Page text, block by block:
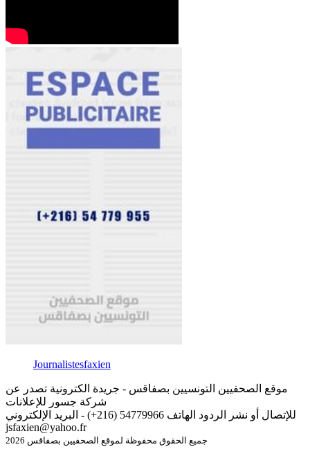
Journalistesfaxien
موقع الصحفيين التونسيين بصفاقس - جريدة الكترونية تصدر عن
شركة جسور للإعلانات
للإتصال أو نشر الردود الهاتف 54779966 (216+) - البريد الإلكتروني
jsfaxien@yahoo.fr
جميع الحقوق محفوظة لموقع الصحفيين بصفاقس 2026